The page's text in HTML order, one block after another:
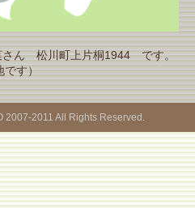
さん 松川町上片桐1944 です。
です）
2007-2011 All Rights Reserved.